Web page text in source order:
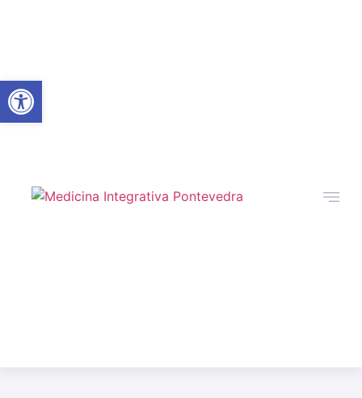
Abrir barra de herramientas